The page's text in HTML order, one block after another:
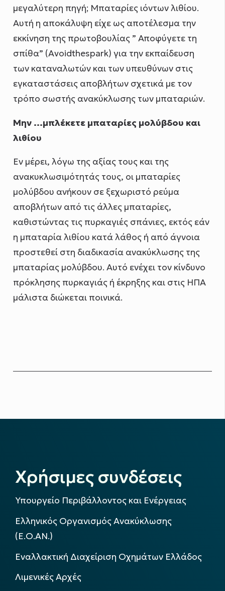
μεγαλύτερη πηγή; Μπαταρίες ιόντων λιθίου.
Αυτή η αποκάλυψη είχε ως αποτέλεσμα την
εκκίνηση της πρωτοβουλίας ” Αποφύγετε τη
σπίθα” (Avoidthespark) για την εκπαίδευση
των καταναλωτών και των υπευθύνων στις
εγκαταστάσεις αποβλήτων σχετικά με τον
τρόπο σωστής ανακύκλωσης των μπαταριών.
Μην …μπλέκετε μπαταρίες μολύβδου και
λιθίου
Εν μέρει, λόγω της αξίας τους και της
ανακυκλωσιμότητάς τους, οι μπαταρίες
μολύβδου ανήκουν σε ξεχωριστό ρεύμα
αποβλήτων από τις άλλες μπαταρίες,
καθιστώντας τις πυρκαγιές σπάνιες, εκτός εάν
η μπαταρία λιθίου κατά λάθος ή από άγνοια
προστεθεί στη διαδικασία ανακύκλωσης της
μπαταρίας μολύβδου. Αυτό ενέχει τον κίνδυνο
πρόκλησης πυρκαγιάς ή έκρηξης και στις ΗΠΑ
μάλιστα διώκεται ποινικά.
Χρήσιμες συνδέσεις
Υπουργείο Περιβάλλοντος και Ενέργειας
Ελληνικός Οργανισμός Ανακύκλωσης
(Ε.Ο.ΑΝ.)
Εναλλακτική Διαχείριση Οχημάτων Ελλάδος
Λιμενικές Αρχές